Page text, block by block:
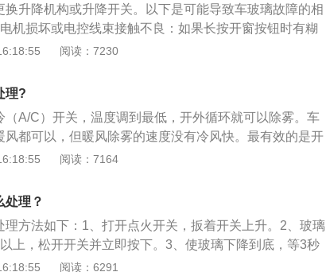
换升降机构或升降开关。以下是可能导致车玻璃故障的相
机损坏或电控线束接触不良：如果长按开窗按钮时有糊
，很有可能是车窗升降电机部件已经损坏，这种情况建
都设有过热保护机制，如果因为某种原因导致元器件过
保护状态，从而导致车窗升降失灵。3、玻璃导槽阻力过
会积攒在玻璃导槽中，使得阻力变大，时间长了可能导
阅读：7230
理?
（A/C）开关，温度调到最低，开外循环就可以除雾。车
风都可以，但暖风除雾的速度没有冷风快。最有效的是开
直接吹到玻璃上，使水蒸气不能在玻璃上凝聚，达到除
。汽车玻璃起雾时要开外循环。汽车的玻璃起雾的原
差，如果车内外的温度不一样，温度低的一面表面水分的
境的蒸汽压，水汽就会聚集到玻璃表面，以微小的水珠形
玻璃除雾的方法：空调制冷：利用空调制冷除湿功能，
阅读：7164
处理？
理方法如下：1、打开点火开关，扳着开关上升。2、玻璃
上，松开开关并立即按下。3、使玻璃下降到底，等3秒
作一次。4、初始化程序完成，车窗升降功能即可恢
阅读：6291